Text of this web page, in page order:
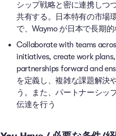
シップ戦略と密に連携しつ
共有する。日本特有の市場
で、Waymo が日本で長期
Collaborate with teams
initiatives, create work
partnerships forward and
を定義し、複雑な課題解決
う。また、パートナーシッ
伝達を行う